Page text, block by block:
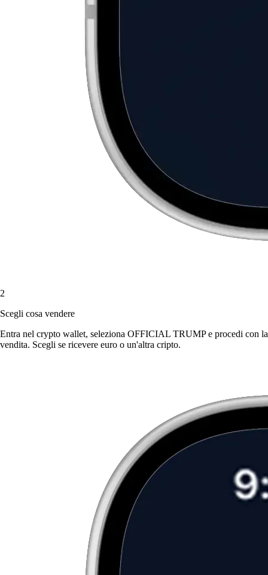
2
Scegli cosa vendere
Entra nel crypto wallet, seleziona OFFICIAL TRUMP e procedi con la
vendita. Scegli se ricevere euro o un'altra cripto.